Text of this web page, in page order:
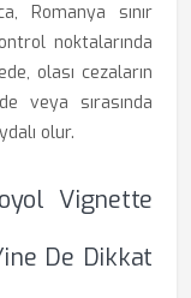
Romanya sınır
noktalarında
olası cezaların
veya sırasında
olur.
Vignette
De Dikkat